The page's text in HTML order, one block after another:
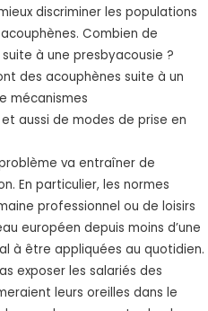
discriminer les populations
Combien de
à une presbyacousie ?
des acouphènes suite à un
mécanismes
aussi de modes de prise en
va entraîner de
En particulier, les normes
professionnel ou de loisirs
européen depuis moins d’une
à être appliquées au quotidien.
exposer les salariés des
leurs oreilles dans le